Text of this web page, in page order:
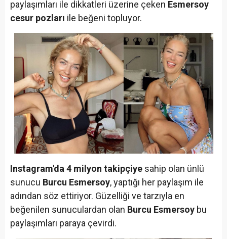
paylaşımları ile dikkatleri üzerine çeken Esmersoy
cesur pozları ile beğeni topluyor.
Instagram'da 4 milyon takipçiye sahip olan ünlü
sunucu Burcu Esmersoy, yaptığı her paylaşım ile
adından söz ettiriyor. Güzelliği ve tarzıyla en
beğenilen sunuculardan olan Burcu Esmersoy bu
paylaşımları paraya çevirdi.